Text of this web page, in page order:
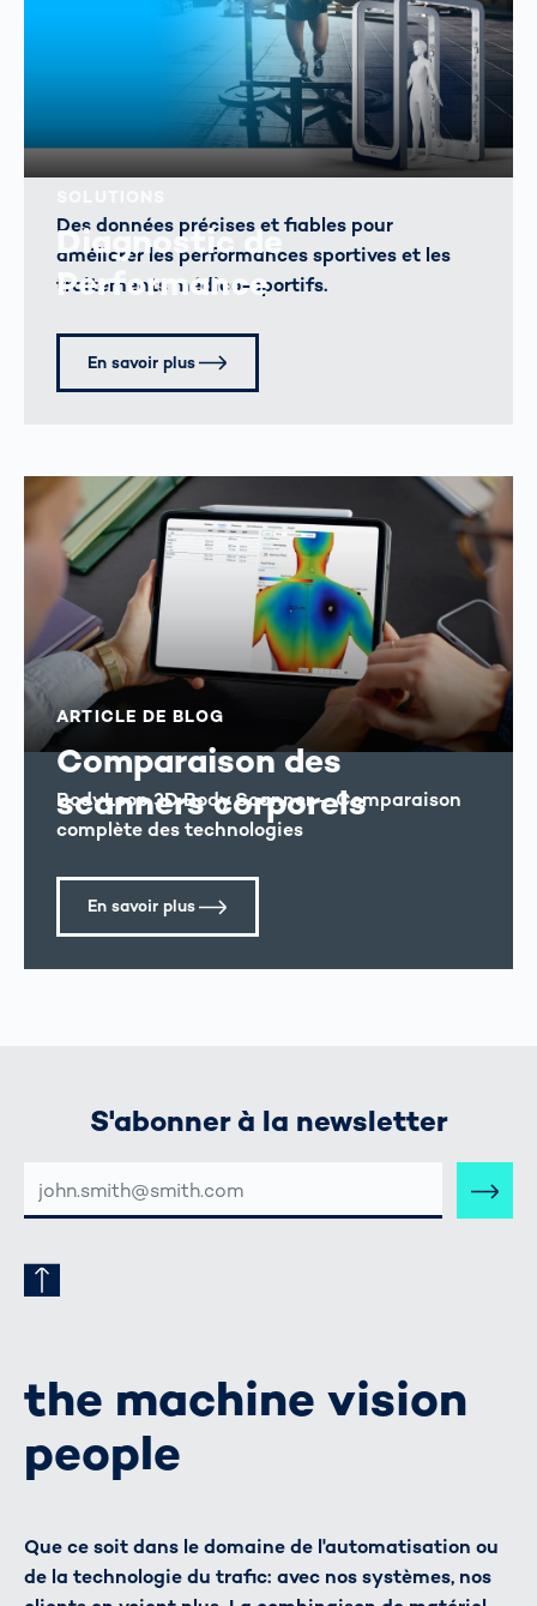
Diagnostic de
Performance
Des données précises et fiables pour
améliorer les performances sportives et les
traitements médico-sportifs.
En savoir plus
ARTICLE DE BLOG
Comparaison des
scanners corporels
BodyLoop 3D Body Scanner – Comparaison
complète des technologies
En savoir plus
S'abonner à la newsletter
MAIL
the machine vision
people
Que ce soit dans le domaine de l'automatisation ou
de la technologie du trafic: avec nos systèmes, nos